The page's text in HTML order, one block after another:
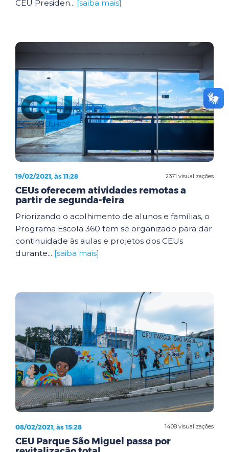
CEU Presiden... [saiba mais]
2371 visualizações
19/02/2021, às 11:28
CEUs oferecem atividades remotas a
partir de segunda-feira
Priorizando o acolhimento de alunos e famílias, o
Programa Escola 360 tem se organizado para dar
continuidade às aulas e projetos dos CEUs
durante... [saiba mais]
1408 visualizações
08/02/2021, às 15:28
CEU Parque São Miguel passa por